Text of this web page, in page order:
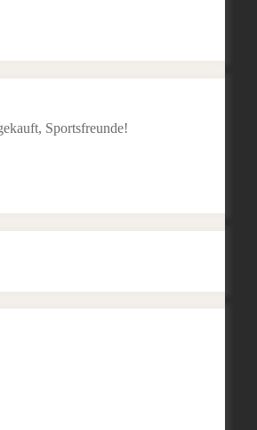
Sportsfreunde!